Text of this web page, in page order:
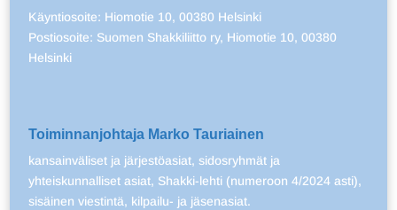
Käyntiosoite: Hiomotie 10, 00380 Helsinki
Postiosoite: Suomen Shakkiliitto ry, Hiomotie 10, 00380
Helsinki
Toiminnanjohtaja Marko Tauriainen
kansainväliset ja järjestöasiat, sidosryhmät ja
yhteiskunnalliset asiat, Shakki-lehti (numeroon 4/2024 asti),
sisäinen viestintä, kilpailu- ja jäsenasiat.